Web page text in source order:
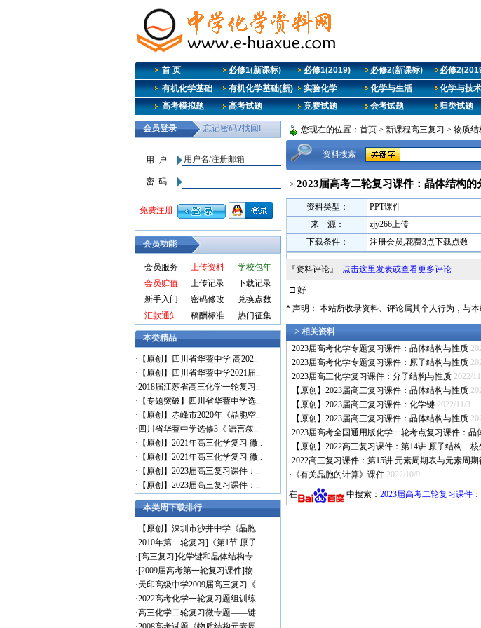
首 页 必修1(新课标) 必修1(2019) 必修2(新课标) 必修
有机化学基础
有机化学基础(新) 实验化学 化学与生活 化学与技术
高考模拟题
高考试题 竞赛试题 会考试题 归类试题
会员功能
会员服务 上传资料
学校包年
会员贮值
上传记录
下载记录
新手入门
密码修改
兑换点数
汇款通知
稿酬标准 热门征集
本类精品
· 【原创】四川省华蓥中学 高202..
· 【原创】四川省华蓥中学2021届..
·2018届江苏省高三化学一轮复习..
· 【专题突破】四川省华蓥中学选..
· 【原创】赤峰市2020年《晶胞空..
· 四川省华蓥中学选修3《 语言叙..
· 【原创】2021年高三化学复习 微..
· 【原创】2021年高三化学复习 微..
· 【原创】2023届高三复习课件：..
· 【原创】2023届高三复习课件：..
本类周下载排行
· 【原创】深圳市沙井中学《晶胞..
·2010年第一轮复习]《第1节 原子..
·[高三复习]化学键和晶体结构专..
·[2009届高考第一轮复习课件]物..
·天印高级中学2009届高三复习《..
·2022高考化学一轮复习题组训练..
·高三化学二轮复习微专题——键..
您现在的位置： 首页 > 新课程高三复习 > 物质结
资料搜索
> 2023届高考二轮复习课件：晶体结构的
资料类型： PPT课件
来 源：
zjy266上传
下载条件：
注册会员,花费3点下载点数
『资料评论』 点击这里发表或查看更多评论
□ 好
* 声明： 本站所收录资料、评论属其个人行为，与本
> 相关资料
·2023届高考化学专题复习课件：晶体结构与性质
·2023届高考化学专题复习课件：原子结构与性质
·2023届高三化学复习课件：分子结构与性质 2022/
· 【原创】2023届高三复习课件：晶体结构与性质
· 【原创】2023届高三复习课件：化学键 2022/11/3
· 【原创】2023届高三复习课件：晶体结构与性质
·2023届高考全国通用版化学一轮考点复习课件：晶
· 【原创】2022高三复习课件：第14讲 原子结构
·2022高三复习课件：第15讲 元素周期表与元素周期
· 《有关晶胞的计算》课件 2022/10/9
在
中搜索： 2023届高考二轮复习课件